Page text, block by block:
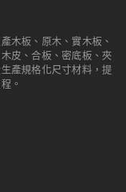
木板、原木、實木板、
皮、合板、密底板、夾
產規格化尺寸材料，提
。